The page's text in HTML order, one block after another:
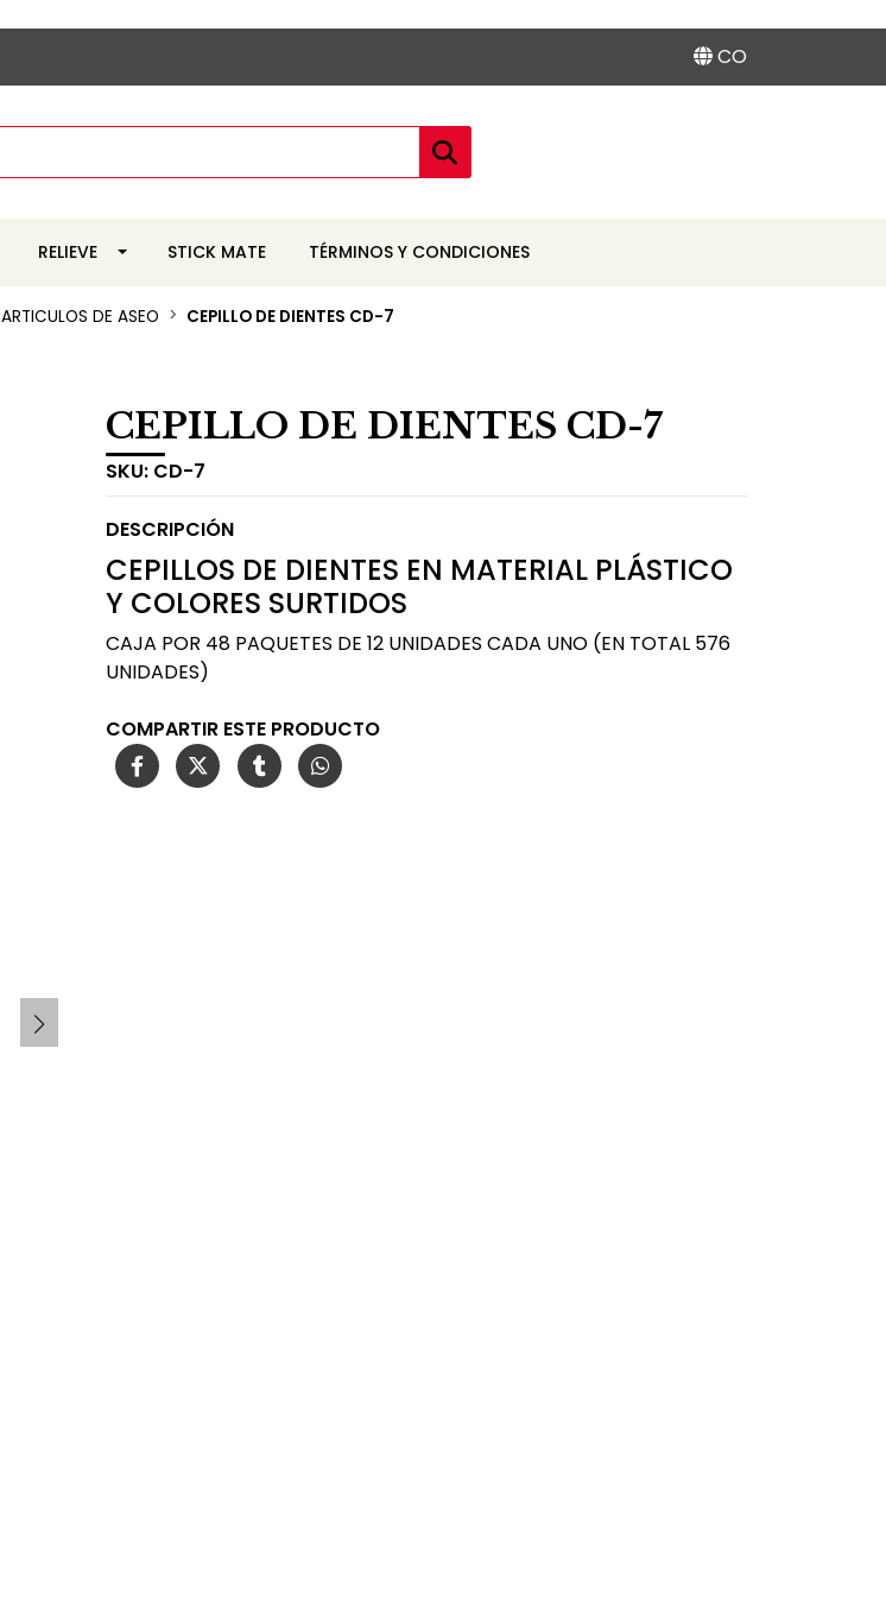
CO
RELIEVE STICK MATE TÉRMINOS Y CONDICIONES
ARTICULOS DE ASEO CEPILLO DE DIENTES CD-7
CEPILLO DE DIENTES CD-7
SKU: CD-7
DESCRIPCIÓN
CEPILLOS DE DIENTES EN MATERIAL PLÁSTICO
Y COLORES SURTIDOS
CAJA POR 48 PAQUETES DE 12 UNIDADES CADA UNO (EN TOTAL 576
UNIDADES)
COMPARTIR ESTE PRODUCTO